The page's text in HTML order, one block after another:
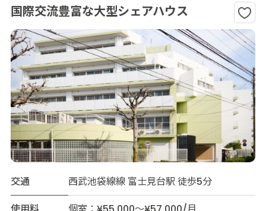
国際交流豊富な大型シェアハウス
交通
西武池袋線線 富士見台駅 徒歩5分